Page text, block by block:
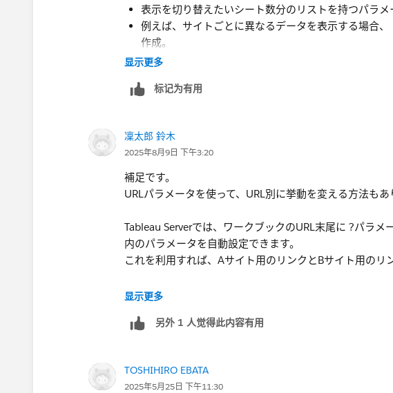
表示を切り替えたいシート数分のリストを持つパラメ
例えば、サイトごとに異なるデータを表示する場合
作成。
2. 判定用の計算フィールドを作成
各サイトに対応する判定を作成し、表示・非表示を
レイアウトタブ
メータ判定を選択。
4. パラメータの選択による表示切り替え
パラメータの選択を切り替えることで、サイトごとに
詳しくはこちらを参考にしてみてください。
【Tableau】「値を使用した表示状態の制御」の活用
显示更多
标记为有用
凜太郎 鈴木
2025年8月9日 下午3:20
補足です。
URLパラメータを使って、URL別に挙動を変える方法も
Tableau Serverでは、ワークブックのURL末尾に ?パラ
内のパラメータを自動設定できます。
これを利用すれば、Aサイト用のリンクとBサイト用のリ
上記回答を例にすると、
Bサイトに「ダッシュボードURL?サイト種別=サイトB」
显示更多
另外 1 人觉得此内容有用
TOSHIHIRO EBATA
2025年5月25日 下午11:30